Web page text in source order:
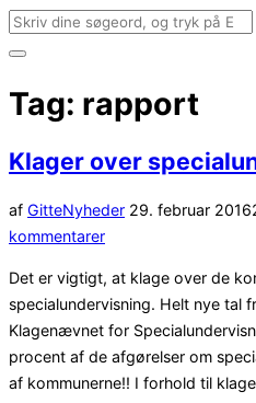
Søg
efter:
Slå
i
sidekolonne
Tag: rapport
Klager over
af GitteNyhederUdgivet
29. februar 2016
kommentarer
Det er vigtigt, at klage over de
specialundervisning. Helt nye tal
Klagenævnet for
procent af de afgørelser om
af kommunerne!! I forhold til